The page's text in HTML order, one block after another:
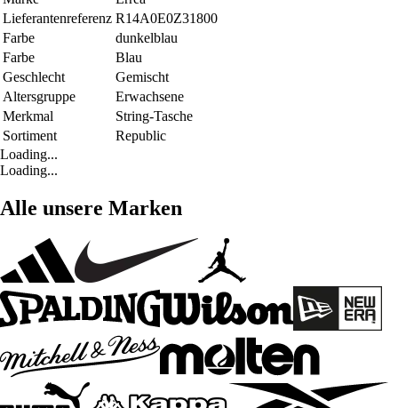
Lieferantenreferenz R14A0E0Z31800
Farbe
dunkelblau
Farbe
Blau
Geschlecht
Gemischt
Altersgruppe
Erwachsene
Merkmal
String-Tasche
Sortiment
Republic
Loading...
Loading...
Alle unsere Marken